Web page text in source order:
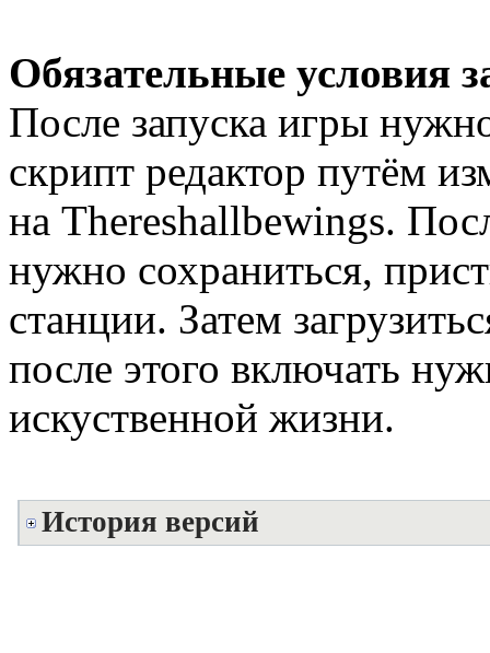
Обязательные условия
После запуска игры
скрипт редактор путём
на Thereshallbewings.
нужно сохраниться,
станции. Затем
после этого включать
искуственной жизни.
История версий